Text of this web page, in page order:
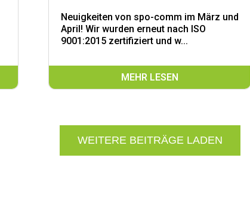
Neuigkeiten von spo-comm im März und
April! Wir wurden erneut nach ISO
9001:2015 zertifiziert und w...
MEHR LESEN
WEITERE BEITRÄGE LADEN